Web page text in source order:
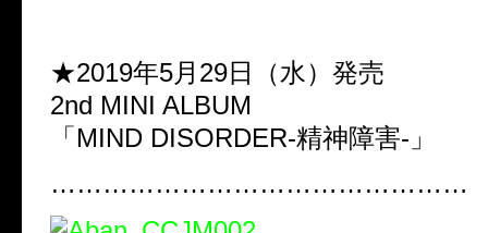
★2019年5月29日（水）発売
2nd MINI ALBUM
「MIND DISORDER-精神障害-」
…………………………………………